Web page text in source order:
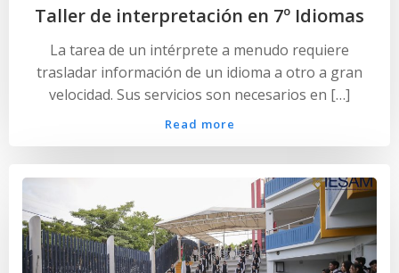
Taller de interpretación en 7º Idiomas
La tarea de un intérprete a menudo requiere
trasladar información de un idioma a otro a gran
velocidad. Sus servicios son necesarios en […]
Read more